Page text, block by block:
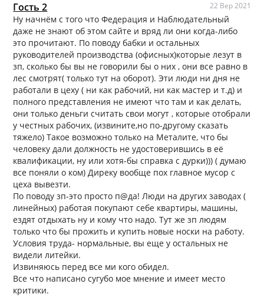
Гость 2 22 Вер 2021
Ну начнём с того что Федерация и Наблюдательный
даже не знают об этом сайте и вряд ли они когда-либо
это прочитают. По поводу бабки и остальных
руководителей производства (офисных)которые лезут в
зп, сколько бы вы не говорили бы о них , они все равно в
лес смотрят( только тут на оборот). Эти люди ни дня не
работали в цеху ( ни как рабочий, ни как мастер и т.д) и
полного представления не имеют что там и как делать,
они только деньги считать свои могут , которые отобрали
у честных рабочих, (извините,но по-другому сказать
тяжело) Такое возможно только на Металите, что бы
человеку дали должность не удостоверившись в её
квалификации, ну или хотя-бы справка с дурки))) ( думаю
все поняли о ком) Диреку вообще пох главное мусор с
цеха вывезти.
По поводу зп-это просто п@да! Люди на других заводах (
линейных) работая покупают себе квартиры, машины,
ездят отдыхать ну и кому что надо. Тут же зп людям
только что бы прожить и купить новые носки на работу.
Условия труда- нормальные, вы еще у остальных не
видели литейки.
Извиняюсь перед все ми кого обидел.
Все что написано сугубо мое мнение и имеет место
критики.